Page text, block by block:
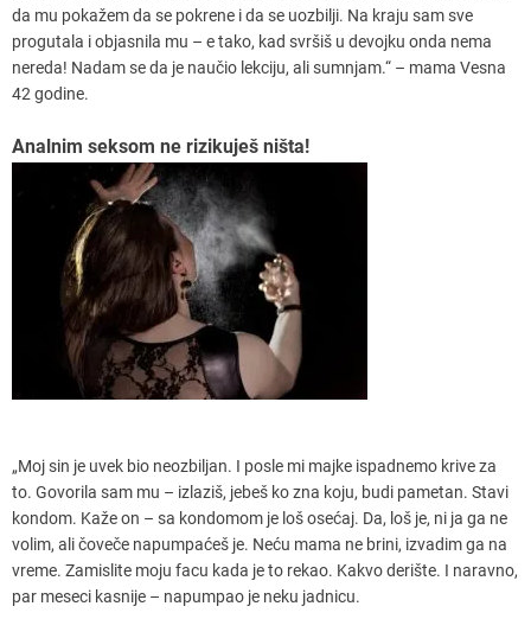
da mu pokažem da se pokrene i da se uozbilji. Na kraju sam sve
progutala i objasnila mu – e tako, kad svršiš u devojku onda nema
nereda! Nadam se da je naučio lekciju, ali sumnjam.“ – mama Vesna
42 godine.
Analnim seksom ne rizikuješ ništa!
„Moj sin je uvek bio neozbiljan. I posle mi majke ispadnemo krive za
to. Govorila sam mu – izlaziš, jebeš ko zna koju, budi pametan. Stavi
kondom. Kaže on – sa kondomom je loš osećaj. Da, loš je, ni ja ga ne
volim, ali čoveče napumpaćeš je. Neću mama ne brini, izvadim ga na
vreme. Zamislite moju facu kada je to rekao. Kakvo derište. I naravno,
par meseci kasnije – napumpao je neku jadnicu.